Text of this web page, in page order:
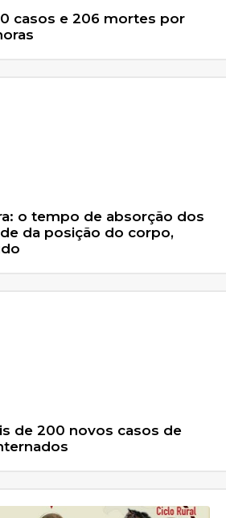
casos e 206 mortes por
o tempo de absorção dos
da posição do corpo,
de 200 novos casos de